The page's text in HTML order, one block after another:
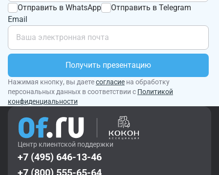
Отправить в WhatsApp
Отправить в Telegram
Email
Получить презентацию
Нажимая кнопку, вы даетесогласие на обработку
персональных данных в соответствии с Политикой
конфиденциальности
Центр клиентской поддержки
+7 (495) 646-13-46